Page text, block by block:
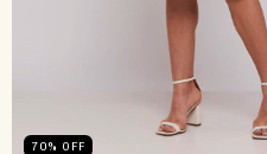
70% OFF